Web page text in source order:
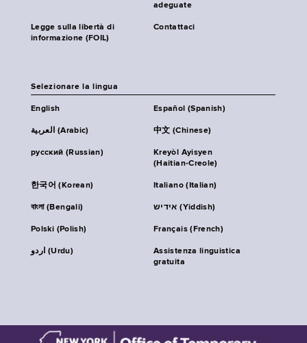
adeguate
Legge sulla libertà di
informazione (FOIL)
Contattaci
Selezionare la lingua
English Español (Spanish)
العربية (Arabic) 中文 (Chinese)
русский (Russian)
Kreyòl Ayisyen
(Haitian-Creole)
한국어 (Korean) Italiano (Italian)
বাংলা (Bengali) אידיש (Yiddish)
Polski (Polish) Français (French)
اردو (Urdu)
Assistenza linguistica
gratuita